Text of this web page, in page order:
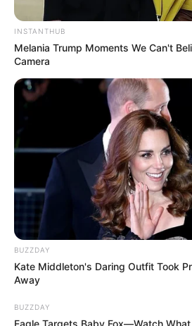
hogyvolt.co - 2026 | Adatvédelem